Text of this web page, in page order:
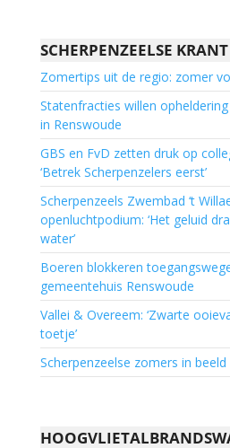
SCHERPENZEELSE KRANT
Zomertips uit de regio: zomer
Statenfracties willen
in Renswoude
GBS en FvD zetten druk op
‘Betrek Scherpenzelers eerst’
Scherpenzeels Zwembad ‘t
openluchtpodium: ‘Het geluid
water’
Boeren blokkeren
gemeentehuis Renswoude
Vallei & Overeem: ‘Zwarte
toetje’
Scherpenzeelse zomers in beeld